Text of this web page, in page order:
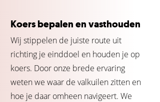
Koers bepalen en vasthouden
Wij stippelen de juiste route uit
richting je einddoel en houden je op
koers. Door onze brede ervaring
weten we waar de valkuilen zitten en
hoe je daar omheen navigeert. We